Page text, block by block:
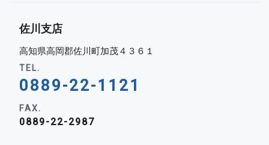
佐川支店
高知県高岡郡佐川町加茂４３６１
TEL.
0889-22-1121
FAX.
0889-22-2987